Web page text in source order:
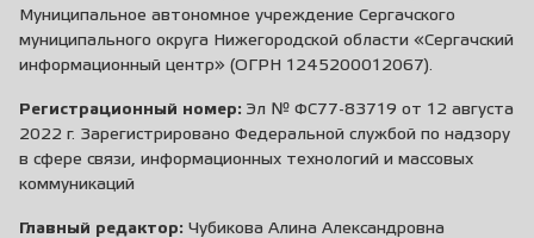
Муниципальное автономное учреждение Сергачского
муниципального округа Нижегородской области «Сергачский
информационный центр» (ОГРН 1245200012067).
Регистрационный номер: Эл № ФС77-83719 от 12 августа
2022 г. Зарегистрировано Федеральной службой по надзору
в сфере связи, информационных технологий и массовых
коммуникаций
Главный редактор: Чубикова Алина Александровна